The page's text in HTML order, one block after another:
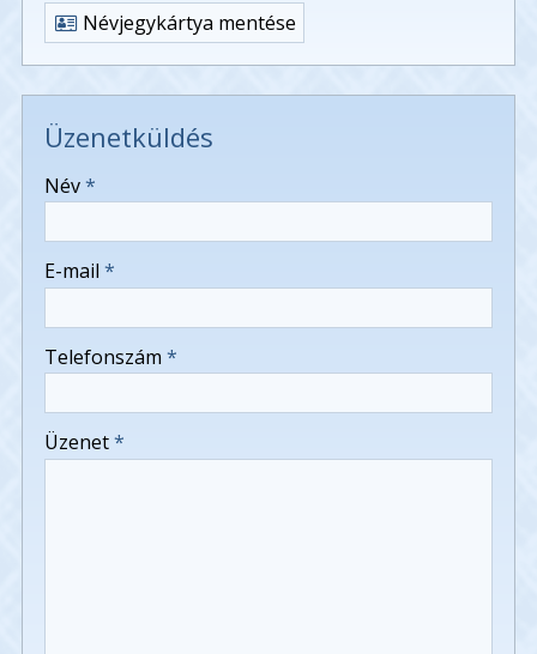
Névjegykártya mentése
Üzenetküldés
-
Név*
E-mail *
Telefonszám *
Üzenet*